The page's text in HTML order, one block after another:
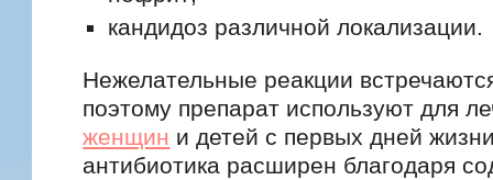
кандидоз различной локализации.
Нежелательные реакции
поэтому препарат используют для
женщин и детей с первых дней
антибиотика расширен благодаря